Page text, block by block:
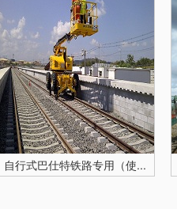
自行式巴仕特铁路专用（使...